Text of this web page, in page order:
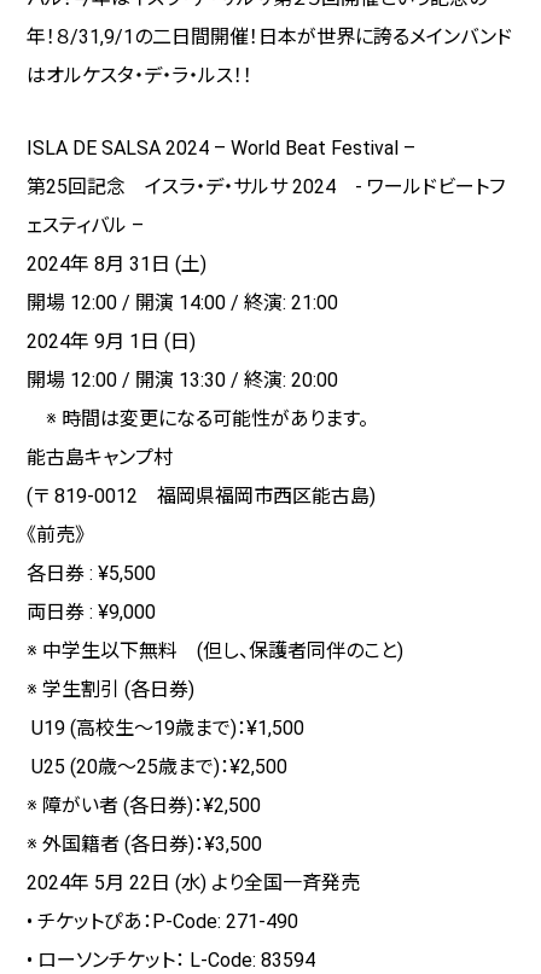
年！８/31,9/1の二日間開催！日本が世界に誇るメインバンド
はオルケスタ・デ・ラ・ルス！！
ISLA DE SALSA 2024 – World Beat Festival –
第25回記念 イスラ・デ・サルサ 2024 - ワールドビートフ
ェスティバル –
2024年 8月 31日 (土)
開場 12:00 / 開演 14:00 / 終演: 21:00
2024年 9月 1日 (日)
開場 12:00 / 開演 13:30 / 終演: 20:00
※ 時間は変更になる可能性があります。
能古島キャンプ村
(〒 819-0012 福岡県福岡市西区能古島)
《前売》
各日券 : ¥5,500
両日券 : ¥9,000
※ 中学生以下無料 (但し、保護者同伴のこと)
※ 学生割引 (各日券)
U19 (高校生～19歳まで)：¥1,500
U25 (20歳～25歳まで)：¥2,500
※ 障がい者 (各日券)：¥2,500
※ 外国籍者 (各日券)：¥3,500
2024年 5月 22日 (水) より全国一斉発売
• チケットぴあ：P-Code: 271-490
• ローソンチケット： L-Code: 83594